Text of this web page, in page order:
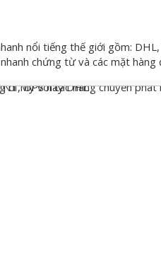
nổi tiếng thế giới gồm:
chứng từ và các mặt